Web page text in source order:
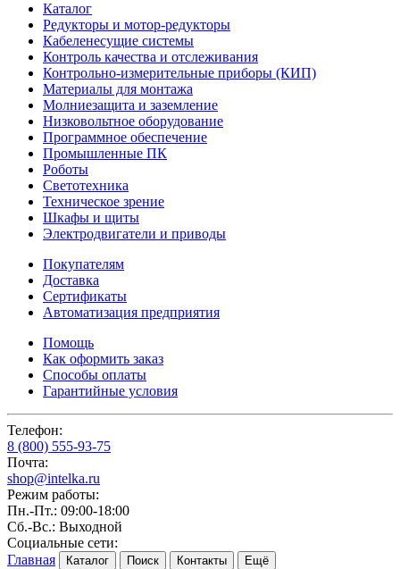
Каталог
Редукторы и мотор-редукторы
Кабеленесущие системы
Контроль качества и отслеживания
Контрольно-измерительные приборы (КИП)
Материалы для монтажа
Молниезащита и заземление
Низковольтное оборудование
Программное обеспечение
Промышленные ПК
Роботы
Светотехника
Техническое зрение
Шкафы и щиты
Электродвигатели и приводы
Покупателям
Доставка
Сертификаты
Автоматизация предприятия
Помощь
Как оформить заказ
Способы оплаты
Гарантийные условия
Телефон:
8 (800) 555-93-75
Почта:
shop@intelka.ru
Режим работы:
Пн.-Пт.: 09:00-18:00
Сб.-Вс.: Выходной
Социальные сети:
Главная
Каталог Поиск Контакты Ещё